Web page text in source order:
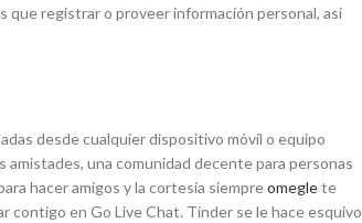
que registrar o proveer información personal, así
desde cualquier dispositivo móvil o equipo
una comunidad decente para personas
hacer amigos y la cortesía siempreomeglete
contigo en Go Live Chat. Tinder se le hace esquivo